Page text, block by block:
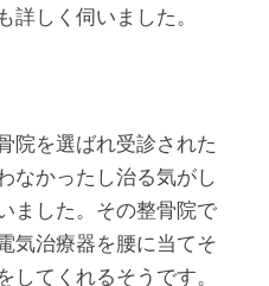
詳しく伺いました。
院を選ばれ受診された
なかったし治る気がし
ました。その整骨院で
気治療器を腰に当てそ
てくれるそうです。